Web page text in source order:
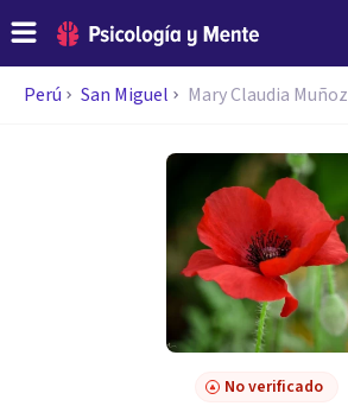
Perú San Miguel Mary Claudia Muñoz
No verificado